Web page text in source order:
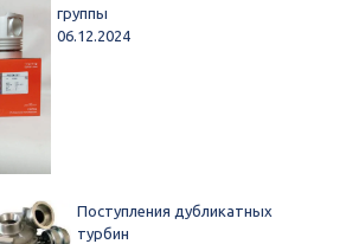
группы
06.12.2024
Поступления дубликатных
турбин